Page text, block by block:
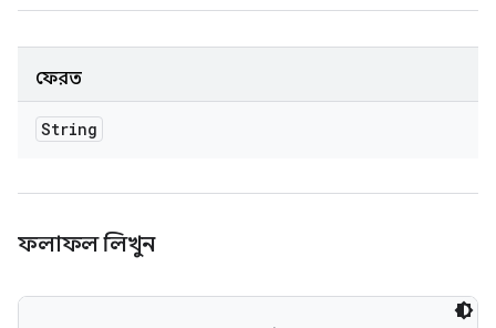
ফেরত
String
ফলাফল লিখুন